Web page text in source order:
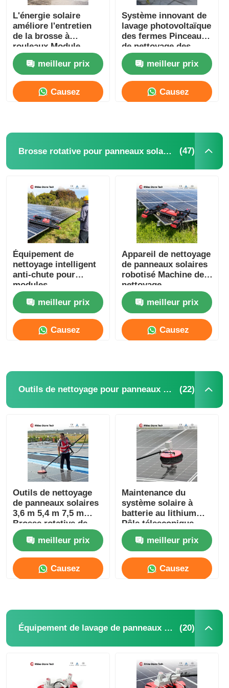
L'énergie solaire
améliore l'entretien
de la brosse à
rouleaux Module
photovoltaïque Array
Panneau solaire
Nettoyage à la main
Brosse à rouleaux
électrique pour
meilleur prix
Causez
Système innovant de
lavage photovoltaïque
des fermes Pinceau
de nettoyage des
panneaux solaires
Nettoyeur
photovoltaïque
Version alimentée par
batterie au lithium
meilleur prix
Causez
Brosse rotative pour panneaux solaires (47)
Équipement de
nettoyage intelligent
anti-chute pour
modules
photovoltaïques,
robot de nettoyage de
panneaux solaires à
télécommande
meilleur prix
Causez
Appareil de nettoyage
de panneaux solaires
robotisé Machine de
nettoyage
photovoltaïque
intelligente
automatique à usage
commercial et
résidentiel
meilleur prix
Causez
Outils de nettoyage pour panneaux solaires (22)
Outils de nettoyage
de panneaux solaires
3,6 m 5,4 m 7,5 m
Brosse rotative de
nettoyage de
panneaux solaires
meilleur prix
Causez
Maintenance du
système solaire à
batterie au lithium
Pôle télescopique
Panneau solaire
meilleur prix
Causez
Équipement de lavage de panneaux solaires (20)